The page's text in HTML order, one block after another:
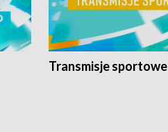
Transmisje sportowe